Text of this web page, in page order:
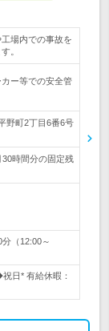
場内での事故を
。
カー等での安全管
野町2丁目6番6号
時間分の固定残
（12:00～
日* 有給休暇：